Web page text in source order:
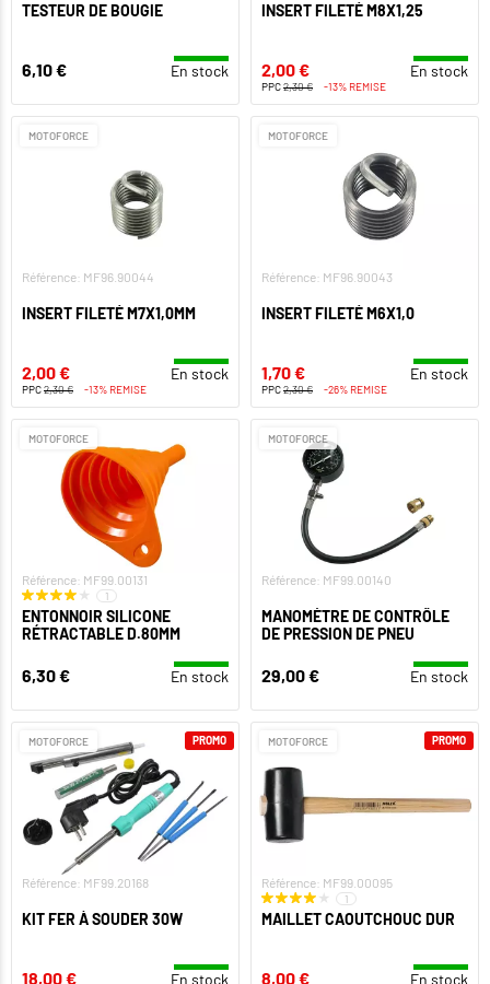
TESTEUR DE BOUGIE
6,10 € En stock
INSERT FILETÉ M8X1,25
2,00 € En stock
PPC2,30 € -13% REMISE
MOTOFORCE
Référence: MF96.90044
INSERT FILETÉ M7X1,0MM
2,00 € En stock
PPC2,30 € -13% REMISE
MOTOFORCE
Référence: MF96.90043
INSERT FILETÉ M6X1,0
1,70 € En stock
PPC2,30 € -26% REMISE
MOTOFORCE
Référence: MF99.00131
1
ENTONNOIR SILICONE
RÉTRACTABLE D.80MM
6,30 € En stock
MOTOFORCE
Référence: MF99.00140
MANOMÈTRE DE CONTRÔLE
DE PRESSION DE PNEU
29,00 € En stock
MOTOFORCE
Référence: MF99.20168
KIT FER À SOUDER 30W
18,00 € En stock
PROMO MOTOFORCE
Référence: MF99.00095
1
MAILLET CAOUTCHOUC DUR
8,00 € En stock
PROMO